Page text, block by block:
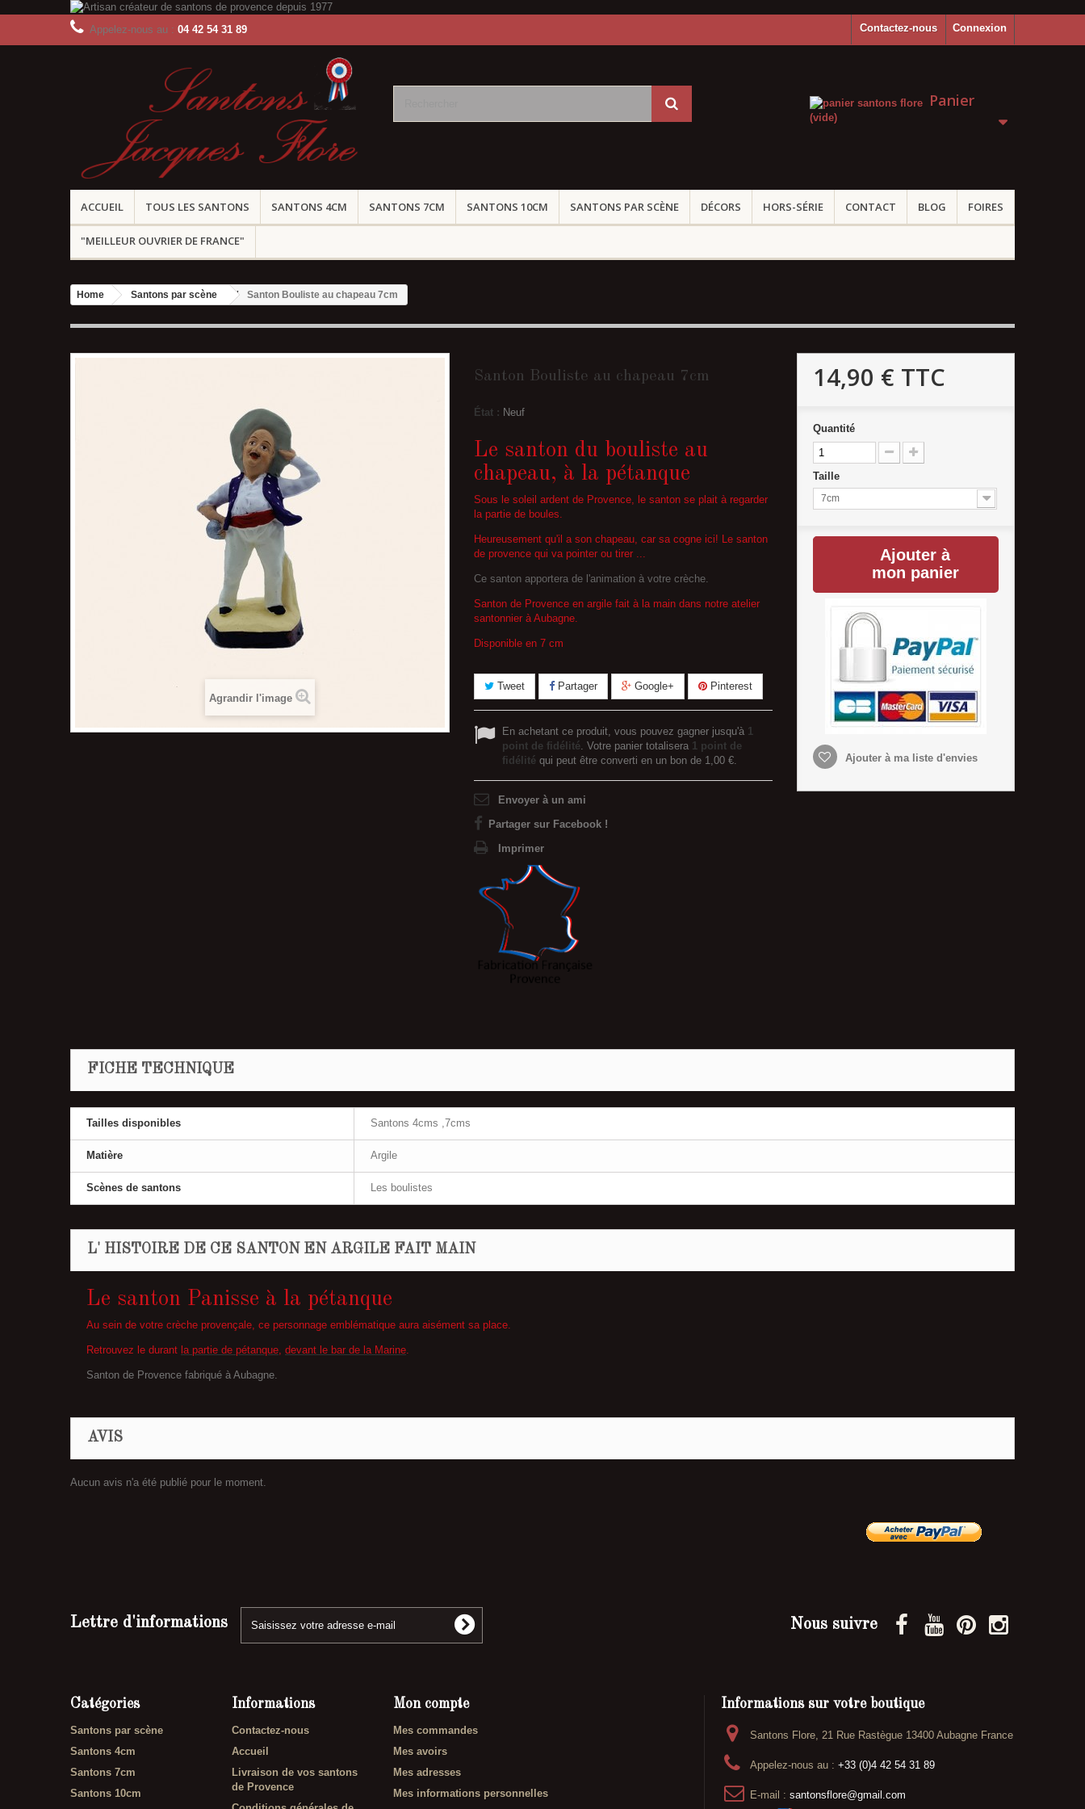
Connexion
Contactez-nous
Appelez-nous au : 04 42 54 31 89
Panier
(vide)
ACCUEIL TOUS LES SANTONS SANTONS 4CM SANTONS 7CM SANTONS 10CM SANTONS PAR SCÈNE DÉCORS HORS-SÉRIE CONTACT BLOG FOIRES
"MEILLEUR OUVRIER DE FRANCE"
Home Santons par scène Santon Bouliste au chapeau 7cm
Agrandir l'image
Santon Bouliste au chapeau 7cm
État : Neuf
Le santon du bouliste au
chapeau, à la pétanque
Sous le soleil ardent de Provence, le santon se plait à regarder
la partie de boules.
Heureusement qu'il a son chapeau, car sa cogne ici! Le santon
de provence qui va pointer ou tirer ...
Ce santon apportera de l'animation à votre crèche.
Santon de Provence en argile fait à la main dans notre atelier
santonnier à Aubagne.
Disponible en 7 cm
Tweet Partager Google+ Pinterest
En achetant ce produit, vous pouvez gagner jusqu'à 1
point de fidélité . Votre panier totalisera 1 point de
fidélité qui peut être converti en un bon de 1,00 €
Envoyer à un ami
Partager sur Facebook !
Imprimer
14,90 € TTC
Quantité
Taille
7cm
Ajouter à
mon panier
Ajouter à ma liste d'envies
FICHE TECHNIQUE
Tailles disponibles Santons 4cms ,7cms
Matière Argile
Scènes de santons Les boulistes
L' HISTOIRE DE CE SANTON EN ARGILE FAIT MAIN
Le santon Panisse à la pétanque
Au sein de votre crèche provençale, ce personnage emblématique aura aisément sa place.
Retrouvez le durant la partie de pétanque devant le bar de la Marine
Santon de Provence fabriqué à Aubagne.
AVIS
Aucun avis n'a été publié pour le moment.
Lettre d'informations Nous suivre
Catégories
Santons par scène
Santons 4cm
Santons 7cm
Santons 10cm
Informations
Contactez-nous
Accueil
Livraison de vos santons
de Provence
Mon compte
Mes commandes
Mes avoirs
Mes adresses
Mes informations personnelles
Informations sur votre boutique
Santons Flore, 21 Rue Rastègue 13400 Aubagne France
Appelez-nous au : +33 (0)4 42 54 31 89
E-mail : santonsflore@gmail.com